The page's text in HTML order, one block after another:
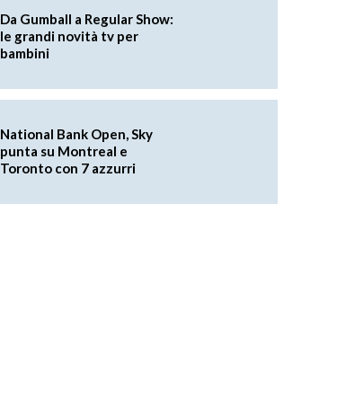
Da Gumball a Regular Show:
le grandi novità tv per
bambini
National Bank Open, Sky
punta su Montreal e
Toronto con 7 azzurri